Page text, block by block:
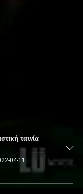
ταινία
04-11